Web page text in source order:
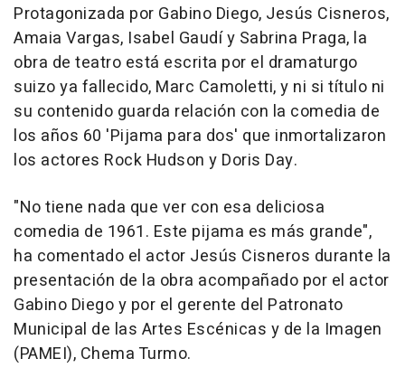
Protagonizada por Gabino Diego, Jesús Cisneros,
Amaia Vargas, Isabel Gaudí y Sabrina Praga, la
obra de teatro está escrita por el dramaturgo
suizo ya fallecido, Marc Camoletti, y ni si título ni
su contenido guarda relación con la comedia de
los años 60 'Pijama para dos' que inmortalizaron
los actores Rock Hudson y Doris Day.
"No tiene nada que ver con esa deliciosa
comedia de 1961. Este pijama es más grande",
ha comentado el actor Jesús Cisneros durante la
presentación de la obra acompañado por el actor
Gabino Diego y por el gerente del Patronato
Municipal de las Artes Escénicas y de la Imagen
(PAMEI), Chema Turmo.